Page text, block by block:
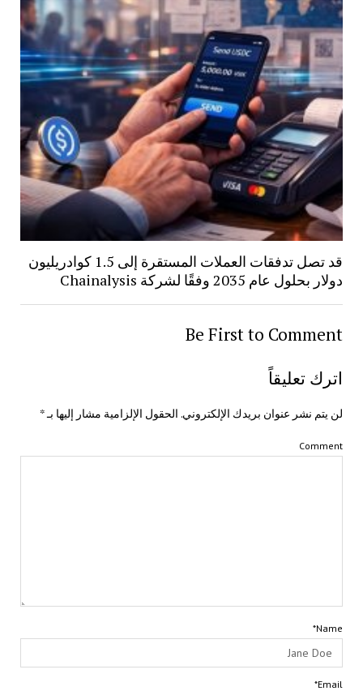
قد تصل تدفقات العملات المستقرة إلى 1.5 كوادريليون
دولار بحلول عام 2035 وفقًا لشركة Chainalysis
Be First to Comment
اترك تعليقاً
لن يتم نشر عنوان بريدك الإلكتروني. الحقول الإلزامية مشار إليها بـ*
Comment
Name*
Email*